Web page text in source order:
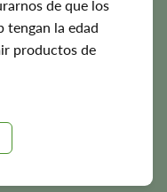
de que los
tengan la edad
productos de
generales de la
al aire libre
de los dos
pueden variar.